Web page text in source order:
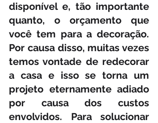
disponível e, tão importante
quanto, o orçamento que
você tem para a decoração.
Por causa disso, muitas vezes
temos vontade de redecorar
a casa e isso se torna um
projeto eternamente adiado
por causa dos custos
envolvidos. Para solucionar